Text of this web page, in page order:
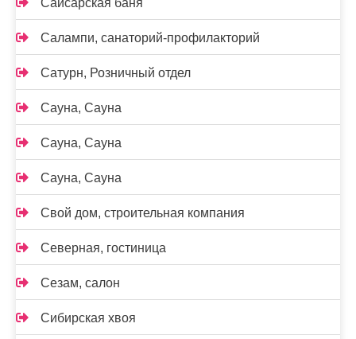
Сайсарская баня
Салампи, санаторий-профилакторий
Сатурн, Розничный отдел
Сауна, Сауна
Сауна, Сауна
Сауна, Сауна
Свой дом, строительная компания
Северная, гостиница
Сезам, салон
Сибирская хвоя